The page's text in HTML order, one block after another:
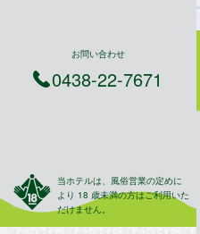
当ホテルは、風俗営業の定めに
より 18 歳未満の方はご利用いた
だけません。
お問い合わせ
0438-22-7671